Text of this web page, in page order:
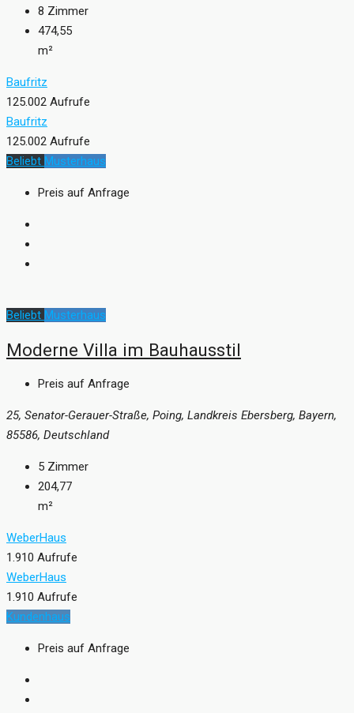
8 Zimmer
474,55
m²
Baufritz
125.002 Aufrufe
Baufritz
125.002 Aufrufe
Beliebt Musterhaus
Preis auf Anfrage
Beliebt Musterhaus
Moderne Villa im Bauhausstil
Preis auf Anfrage
25, Senator-Gerauer-Straße, Poing, Landkreis Ebersberg, Bayern,
85586, Deutschland
5 Zimmer
204,77
m²
WeberHaus
1.910 Aufrufe
WeberHaus
1.910 Aufrufe
Kundenhaus
Preis auf Anfrage